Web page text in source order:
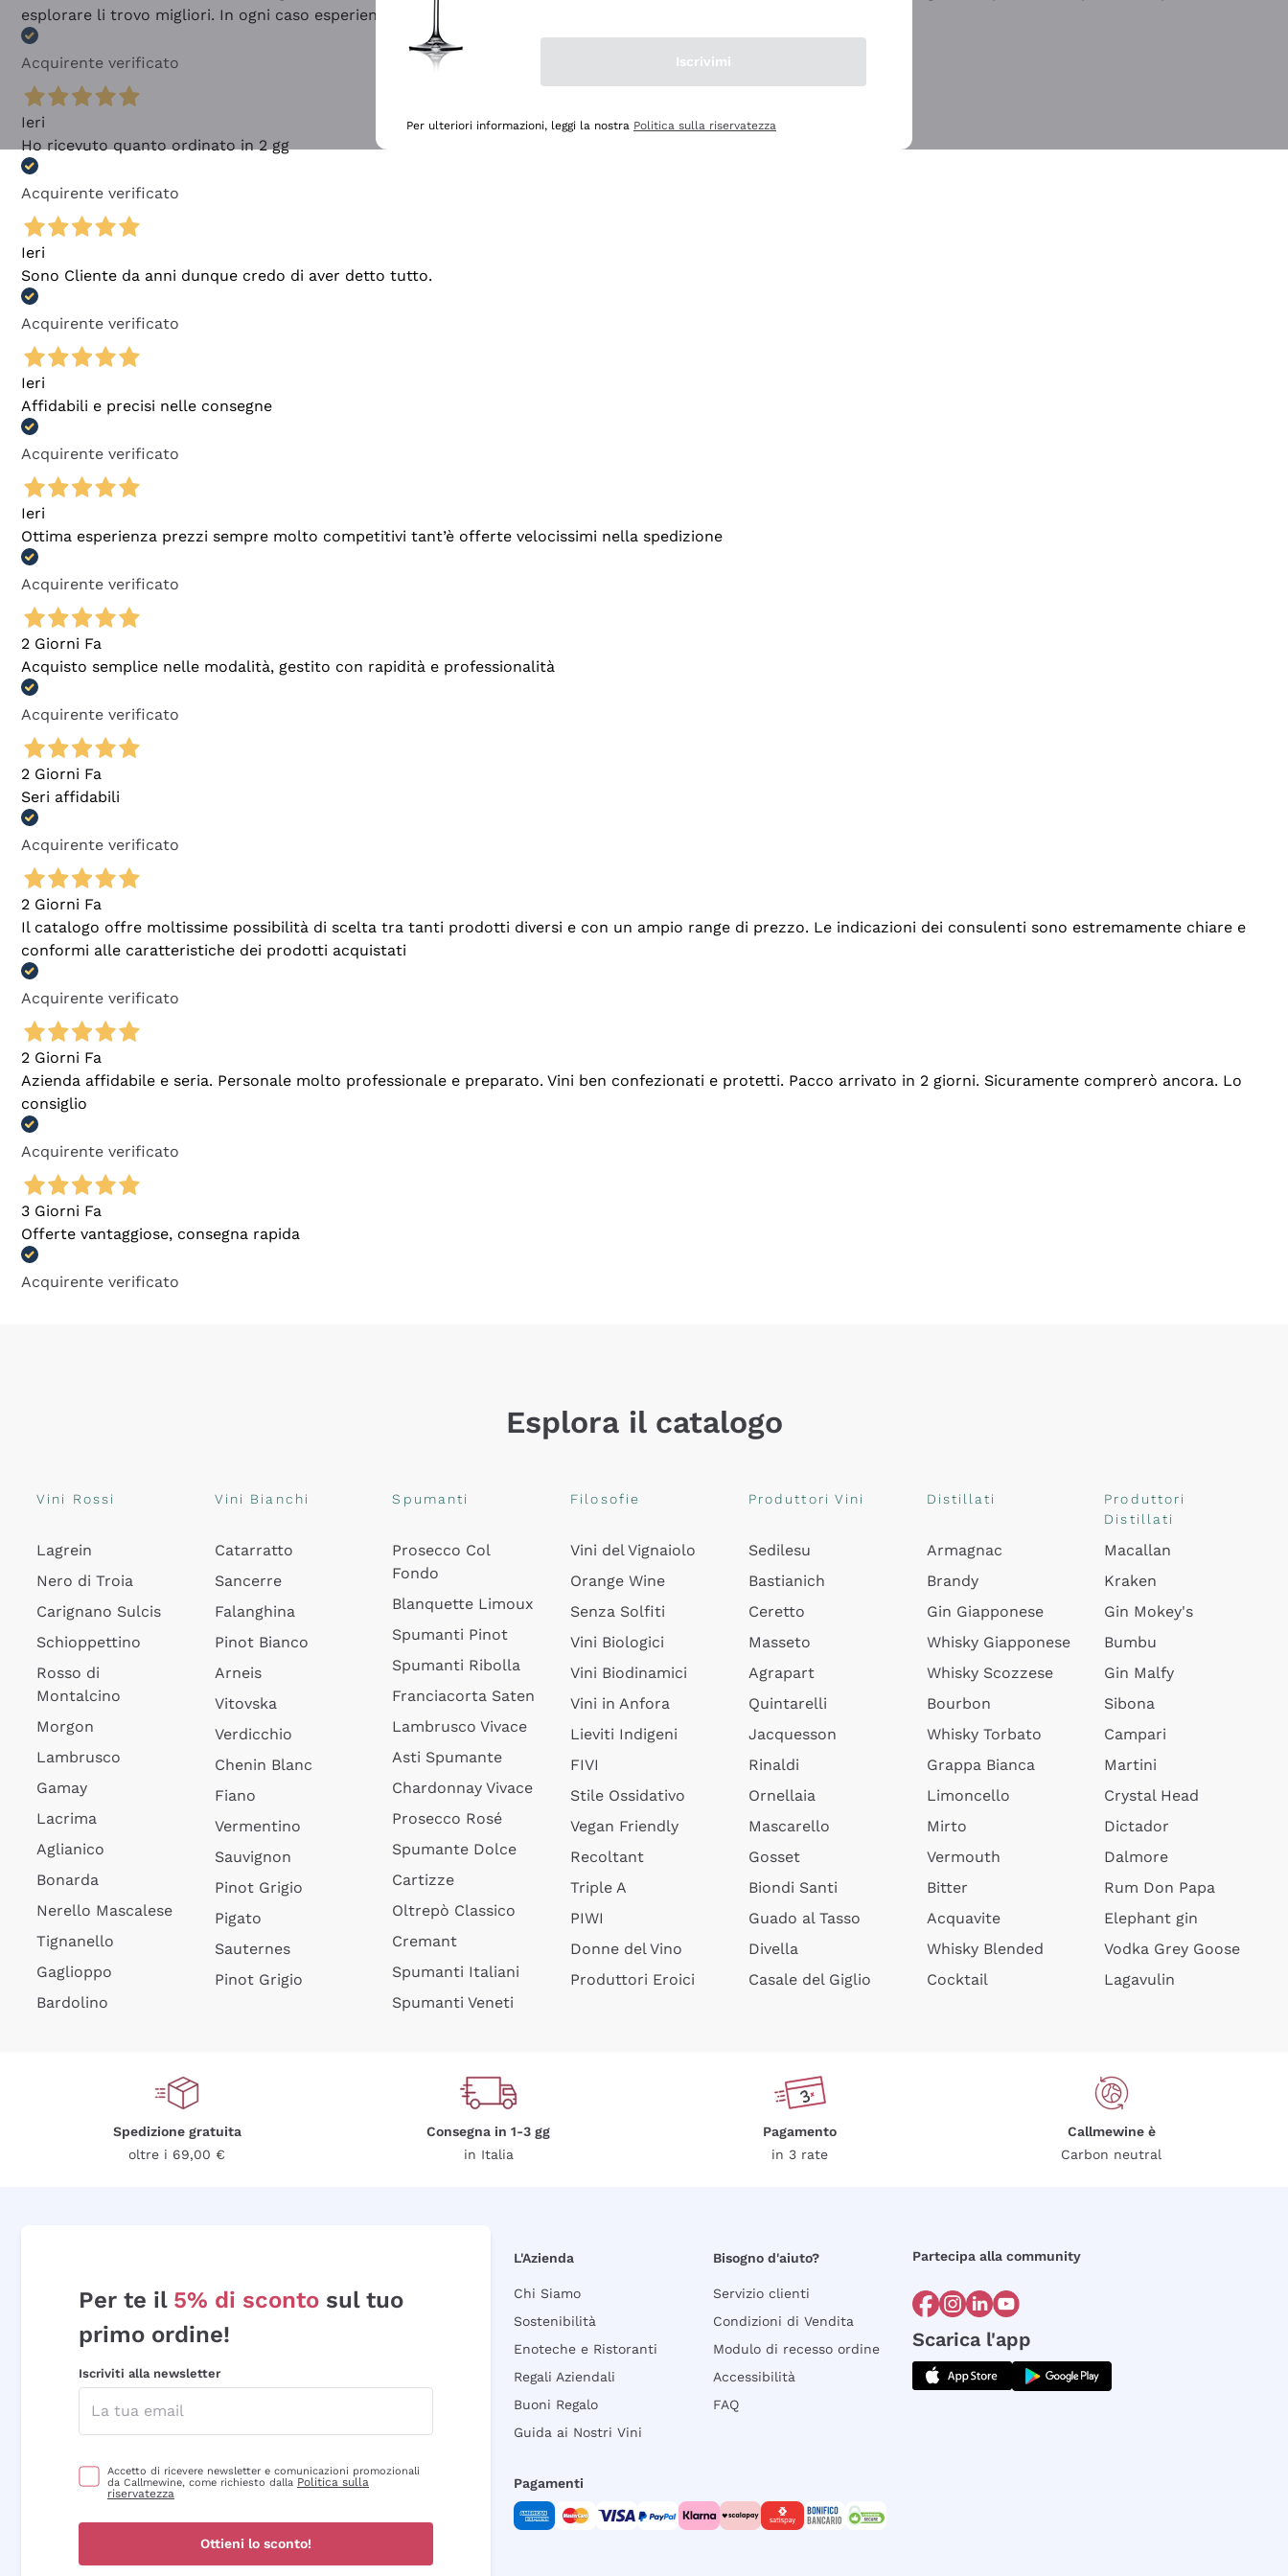
esplorare li trovo migliori. In ogni caso esperienza buona e lo consiglio! 👍
Acquirente verificato
Ieri
Ho ricevuto quanto ordinato in 2 gg
Acquirente verificato
Ieri
Sono Cliente da anni dunque credo di aver detto tutto.
Acquirente verificato
Ieri
Affidabili e precisi nelle consegne
Acquirente verificato
Ieri
Ottima esperienza prezzi sempre molto competitivi tant’è offerte velocissimi nella spedizione
Acquirente verificato
2 Giorni Fa
Acquisto semplice nelle modalità, gestito con rapidità e professionalità
Acquirente verificato
2 Giorni Fa
Seri affidabili
Acquirente verificato
2 Giorni Fa
Il catalogo offre moltissime possibilità di scelta tra tanti prodotti diversi e con un ampio range di prezzo. Le indicazioni dei consulenti sono estremamente chiare e
conformi alle caratteristiche dei prodotti acquistati
Acquirente verificato
2 Giorni Fa
Azienda affidabile e seria. Personale molto professionale e preparato. Vini ben confezionati e protetti. Pacco arrivato in 2 giorni. Sicuramente comprerò ancora. Lo
consiglio
Acquirente verificato
3 Giorni Fa
Offerte vantaggiose, consegna rapida
Acquirente verificato
Esplora il catalogo
Vini Rossi
Lagrein
Nero di Troia
Carignano Sulcis
Schioppettino
Rosso di
Montalcino
Morgon
Lambrusco
Gamay
Lacrima
Aglianico
Bonarda
Nerello Mascalese
Tignanello
Gaglioppo
Bardolino
Vini Bianchi
Catarratto
Sancerre
Falanghina
Pinot Bianco
Arneis
Vitovska
Verdicchio
Chenin Blanc
Fiano
Vermentino
Sauvignon
Pinot Grigio
Pigato
Sauternes
Pinot Grigio
Spumanti
Prosecco Col
Fondo
Blanquette Limoux
Spumanti Pinot
Spumanti Ribolla
Franciacorta Saten
Lambrusco Vivace
Asti Spumante
Chardonnay Vivace
Prosecco Rosé
Spumante Dolce
Cartizze
Oltrepò Classico
Cremant
Spumanti Italiani
Spumanti Veneti
Filosofie
Vini del Vignaiolo
Orange Wine
Senza Solfiti
Vini Biologici
Vini Biodinamici
Vini in Anfora
Lieviti Indigeni
FIVI
Stile Ossidativo
Vegan Friendly
Recoltant
Triple A
PIWI
Donne del Vino
Produttori Eroici
Produttori Vini
Sedilesu
Bastianich
Ceretto
Masseto
Agrapart
Quintarelli
Jacquesson
Rinaldi
Ornellaia
Mascarello
Gosset
Biondi Santi
Guado al Tasso
Divella
Casale del Giglio
Distillati
Armagnac
Brandy
Gin Giapponese
Whisky Giapponese
Whisky Scozzese
Bourbon
Whisky Torbato
Grappa Bianca
Limoncello
Mirto
Vermouth
Bitter
Acquavite
Whisky Blended
Cocktail
Produttori
Distillati
Macallan
Kraken
Gin Mokey's
Bumbu
Gin Malfy
Sibona
Campari
Martini
Crystal Head
Dictador
Dalmore
Rum Don Papa
Elephant gin
Vodka Grey Goose
Lagavulin
Spedizione gratuita
oltre i 69,00 €
Consegna in 1-3 gg
in Italia
Pagamento
in 3 rate
Callmewine è
Carbon neutral
Per te il 5% di sconto sul tuo
primo ordine!
Iscriviti alla newsletter
Accetto di ricevere newsletter e comunicazioni promozionali
da Callmewine, come richiesto dalla Politica sulla
riservatezza
Ottieni lo sconto!
L'Azienda
Chi Siamo
Sostenibilità
Enoteche e Ristoranti
Regali Aziendali
Buoni Regalo
Guida ai Nostri Vini
Bisogno d'aiuto?
Servizio clienti
Condizioni di Vendita
Modulo di recesso ordine
Accessibilità
FAQ
Partecipa alla community
Scarica l'app
Pagamenti
Iscrivimi
Per ulteriori informazioni, leggi la nostra Politica sulla riservatezza